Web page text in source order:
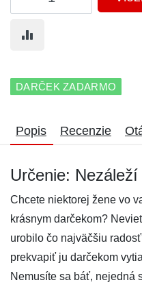
DARČEK ZADARMO
Popis Recenzie
Určenie:
Chcete niektorej žene vo
krásnym darčekom?
urobilo čo najväčšiu
prekvapiť ju darčekom
Nemusíte sa báť, nejedná